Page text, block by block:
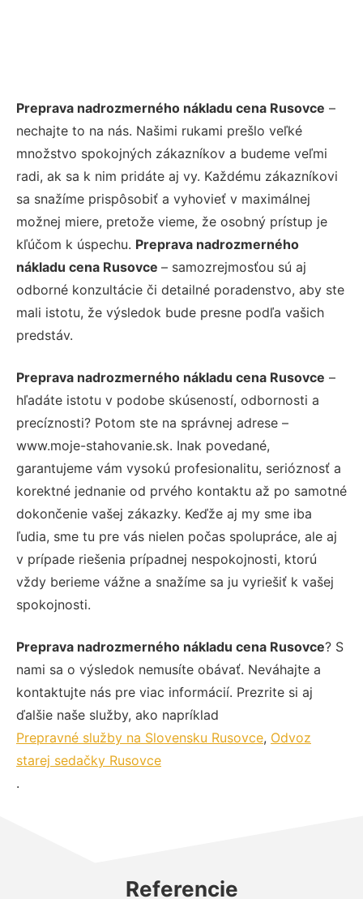
Preprava nadrozmerného nákladu cena Rusovce –
nechajte to na nás. Našimi rukami prešlo veľké
množstvo spokojných zákazníkov a budeme veľmi
radi, ak sa k nim pridáte aj vy. Každému zákazníkovi
sa snažíme prispôsobiť a vyhovieť v maximálnej
možnej miere, pretože vieme, že osobný prístup je
kľúčom k úspechu. Preprava nadrozmerného
nákladu cena Rusovce – samozrejmosťou sú aj
odborné konzultácie či detailné poradenstvo, aby ste
mali istotu, že výsledok bude presne podľa vašich
predstáv.
Preprava nadrozmerného nákladu cena Rusovce –
hľadáte istotu v podobe skúseností, odbornosti a
precíznosti? Potom ste na správnej adrese –
www.moje-stahovanie.sk. Inak povedané,
garantujeme vám vysokú profesionalitu, serióznosť a
korektné jednanie od prvého kontaktu až po samotné
dokončenie vašej zákazky. Keďže aj my sme iba
ľudia, sme tu pre vás nielen počas spolupráce, ale aj
v prípade riešenia prípadnej nespokojnosti, ktorú
vždy berieme vážne a snažíme sa ju vyriešiť k vašej
spokojnosti.
Preprava nadrozmerného nákladu cena Rusovce? S
nami sa o výsledok nemusíte obávať. Neváhajte a
kontaktujte nás pre viac informácií. Prezrite si aj
ďalšie naše služby, ako napríklad
Prepravné služby na Slovensku Rusovce, Odvoz
starej sedačky Rusovce
.
Referencie